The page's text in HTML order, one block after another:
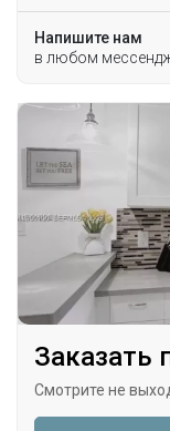
Напишите нам
в любом
Заказать
Смотрите не